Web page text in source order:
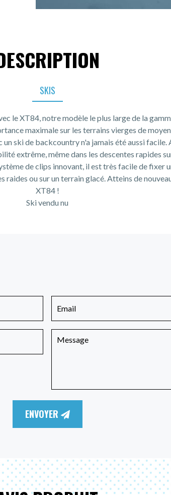
SKIS
le XT84, notre modèle le plus large de la
maximale sur les terrains vierges de
ski de backcountry n'a jamais été aussi facile.
extrême, même dans les descentes rapides
de clips innovant, il est très facile de fixer
raides ou sur un terrain glacé. Atteins de
XT84 !
Ski vendu nu
ENVOYER